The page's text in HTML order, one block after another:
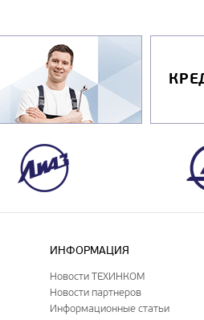
ИНФОРМАЦИЯ
Новости ТЕХИНКОМ
Новости партнеров
Информационные статьи